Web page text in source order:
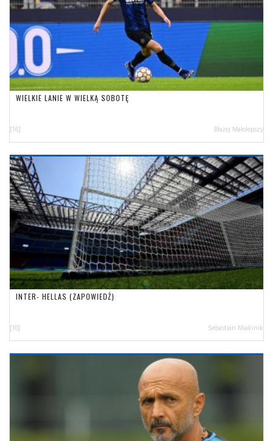
WIELKIE LANIE W WIELKĄ SOBOTĘ
[16] Błażej Małolepszy
INTER- HELLAS (ZAPOWIEDŹ)
[10] Sebastian Miakinik